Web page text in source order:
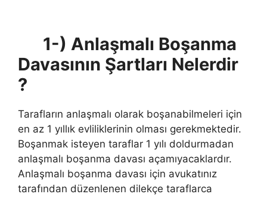
1-) Anlaşmalı Boşanma
Davasının Şartları Nelerdir
?
Tarafların anlaşmalı olarak boşanabilmeleri için
en az 1 yıllık evliliklerinin olması gerekmektedir.
Boşanmak isteyen taraflar 1 yılı doldurmadan
anlaşmalı boşanma davası açamıyacaklardır.
Anlaşmalı boşanma davası için avukatınız
tarafından düzenlenen dilekçe taraflarca